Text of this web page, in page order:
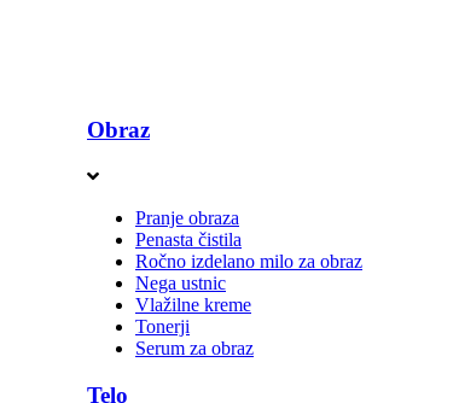
Obraz
Pranje obraza
Penasta čistila
Ročno izdelano milo za obraz
Nega ustnic
Vlažilne kreme
Tonerji
Serum za obraz
Telo